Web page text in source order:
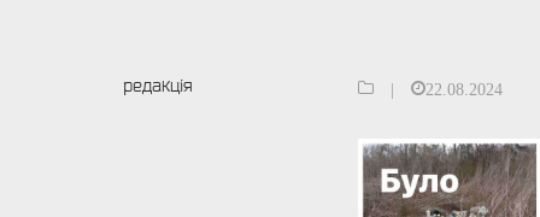
редакція 22.08.2024